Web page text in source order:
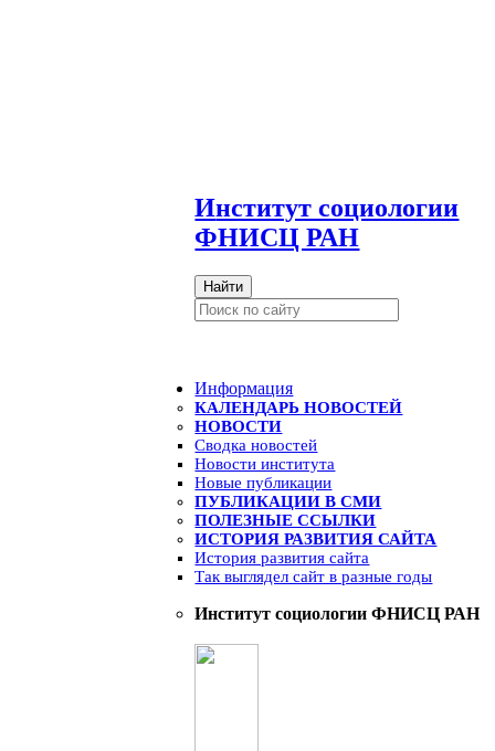
Институт социологии
ФНИСЦ РАН
Найти
Информация
КАЛЕНДАРЬ НОВОСТЕЙ
НОВОСТИ
Сводка новостей
Новости института
Новые публикации
ПУБЛИКАЦИИ В СМИ
ПОЛЕЗНЫЕ ССЫЛКИ
ИСТОРИЯ РАЗВИТИЯ САЙТА
История развития сайта
Так выглядел сайт в разные годы
Институт социологии ФНИСЦ РАН